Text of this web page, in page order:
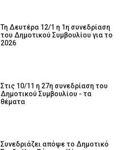
Τη Δευτέρα 12/1 η 1η συνεδρίαση
του Δημοτικού Συμβουλίου για το
2026
Στις 10/11 η 27η συνεδρίαση του
Δημοτικού Συμβουλίου - τα
θέματα
Συνεδριάζει απόψε το Δημοτικό